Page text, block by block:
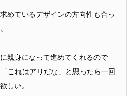
めているデザインの方向性も合っ
親身になって進めてくれるので
これはアリだな」と思ったら一回
しい。